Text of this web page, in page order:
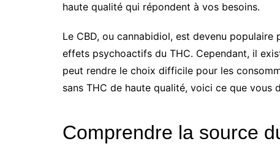
haute qualité qui répondent à vos besoins.
Le CBD, ou cannabidiol, est devenu
effets psychoactifs du THC. Cependant, il
peut rendre le choix difficile pour les
sans THC de haute qualité, voici ce que vous
Comprendre la source